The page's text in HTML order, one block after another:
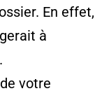
En effet,
à
votre